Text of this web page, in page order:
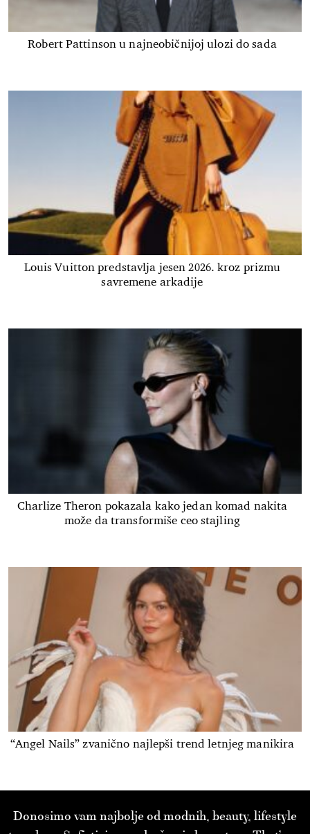
Robert Pattinson u najneobičnijoj ulozi do sada
Louis Vuitton predstavlja jesen 2026. kroz prizmu
savremene arkadije
Charlize Theron pokazala kako jedan komad nakita
može da transformiše ceo stajling
“Angel Nails” zvanično najlepši trend letnjeg manikira
Donosimo vam najbolje od modnih, beauty, lifestyle